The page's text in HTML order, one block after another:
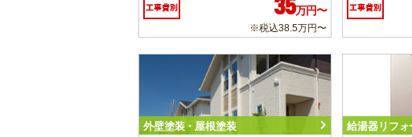
工事費別 35万円〜
※税込38.5万円〜
工事費別
外壁塗装・屋根塗装 給湯器リフォ